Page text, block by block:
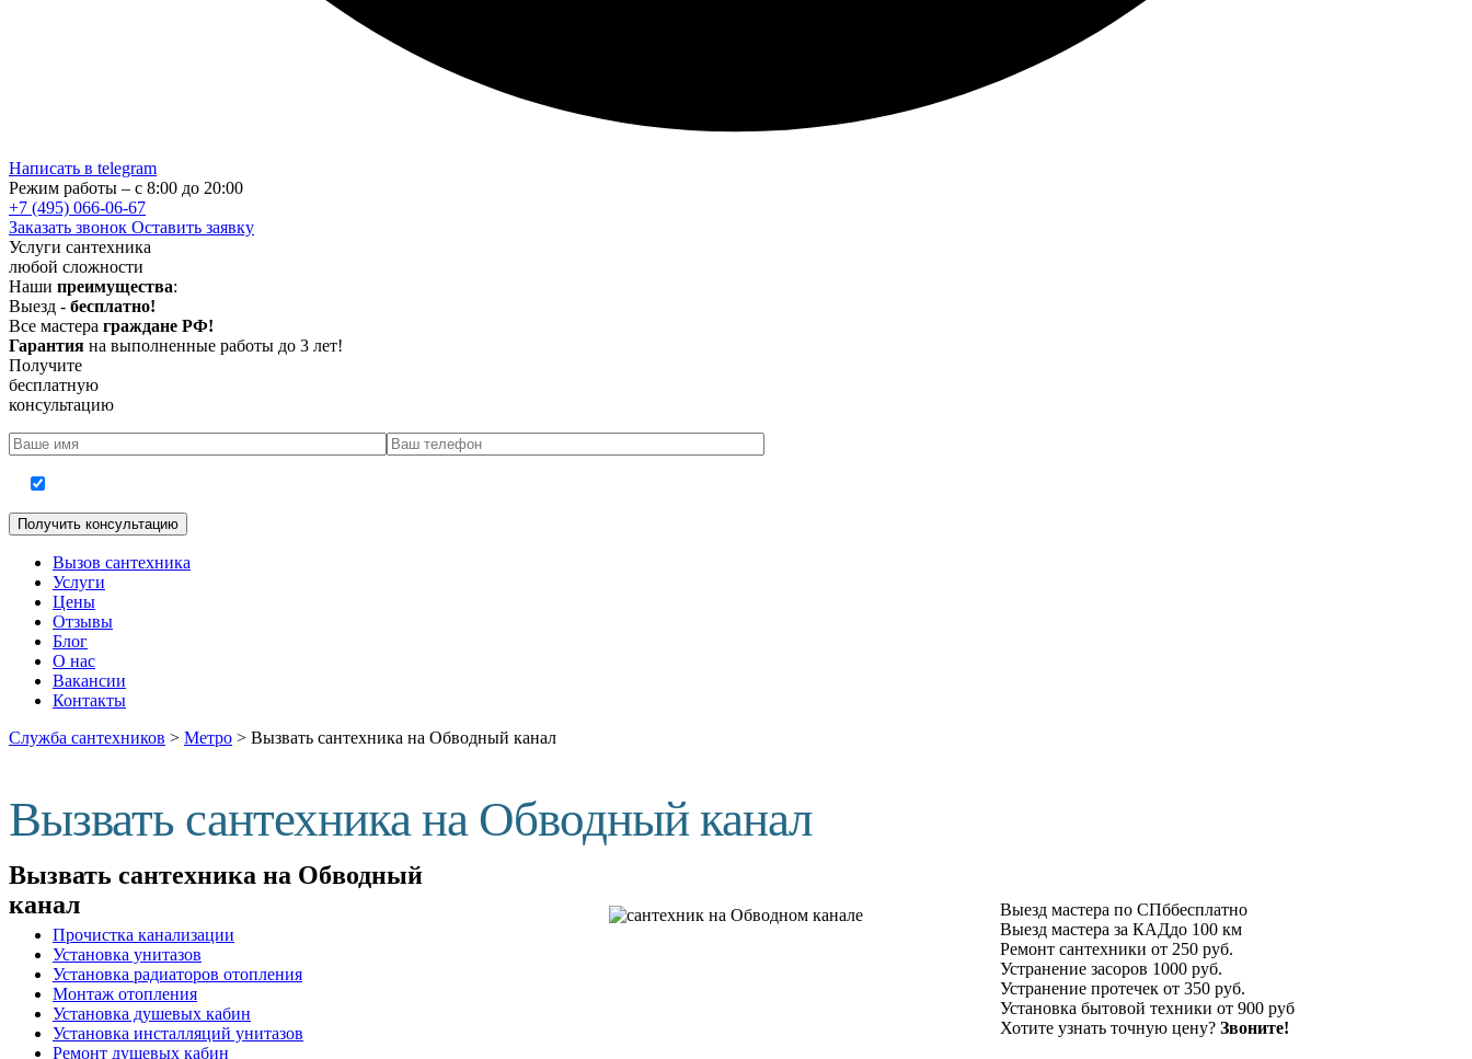
Написать в telegram
Режим работы – с 8:00 до 20:00
+7 (495) 066-06-67
Заказать звонок Оставить заявку
Услуги сантехника
любой сложности
Наши преимущества:
Выезд - бесплатно!
Все мастера граждане РФ!
Гарантия на выполненные работы до 3 лет!
Получите
бесплатную
консультацию
Вызов сантехника
Услуги
Цены
Отзывы
Блог
О нас
Вакансии
Контакты
Служба сантехников > Метро > Вызвать сантехника на Обводный канал
Вызвать сантехника на Обводный канал
Вызвать сантехника на Обводный
канал
Прочистка канализации
Установка унитазов
Установка радиаторов отопления
Монтаж отопления
Установка душевых кабин
Установка инсталляций унитазов
Ремонт душевых кабин
Выезд мастера по СПббесплатно
Выезд мастера за КАДдо 100 км
Ремонт сантехники от 250 руб.
Устранение засоров 1000 руб.
Устранение протечек от 350 руб.
Установка бытовой техники от 900 руб
Хотите узнать точную цену? Звоните!